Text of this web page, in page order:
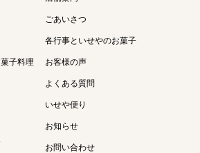
子料理
ごあいさつ
各行事といせやのお菓子
お客様の声
よくある質問
いせや便り
お知らせ
お問い合わせ